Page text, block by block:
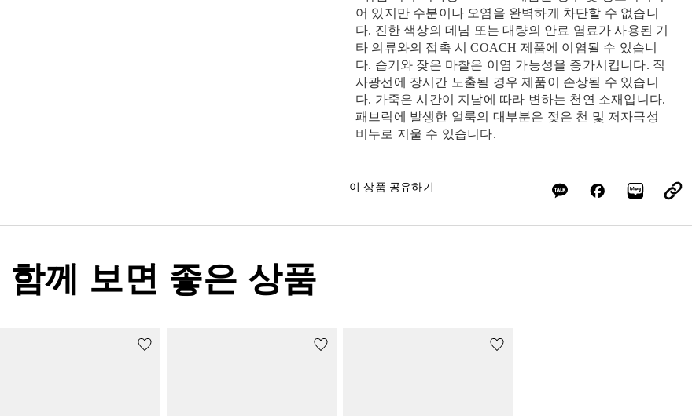
어 있지만 수분이나 오염을 완벽하게 차단할 수 없습니
다. 진한 색상의 데님 또는 대량의 안료 염료가 사용된 기
타 의류와의 접촉 시 COACH 제품에 이염될 수 있습니
다. 습기와 잦은 마찰은 이염 가능성을 증가시킵니다. 직
사광선에 장시간 노출될 경우 제품이 손상될 수 있습니
다. 가죽은 시간이 지남에 따라 변하는 천연 소재입니다.
패브릭에 발생한 얼룩의 대부분은 젖은 천 및 저자극성
비누로 지울 수 있습니다.
이 상품 공유하기
함께 보면 좋은 상품